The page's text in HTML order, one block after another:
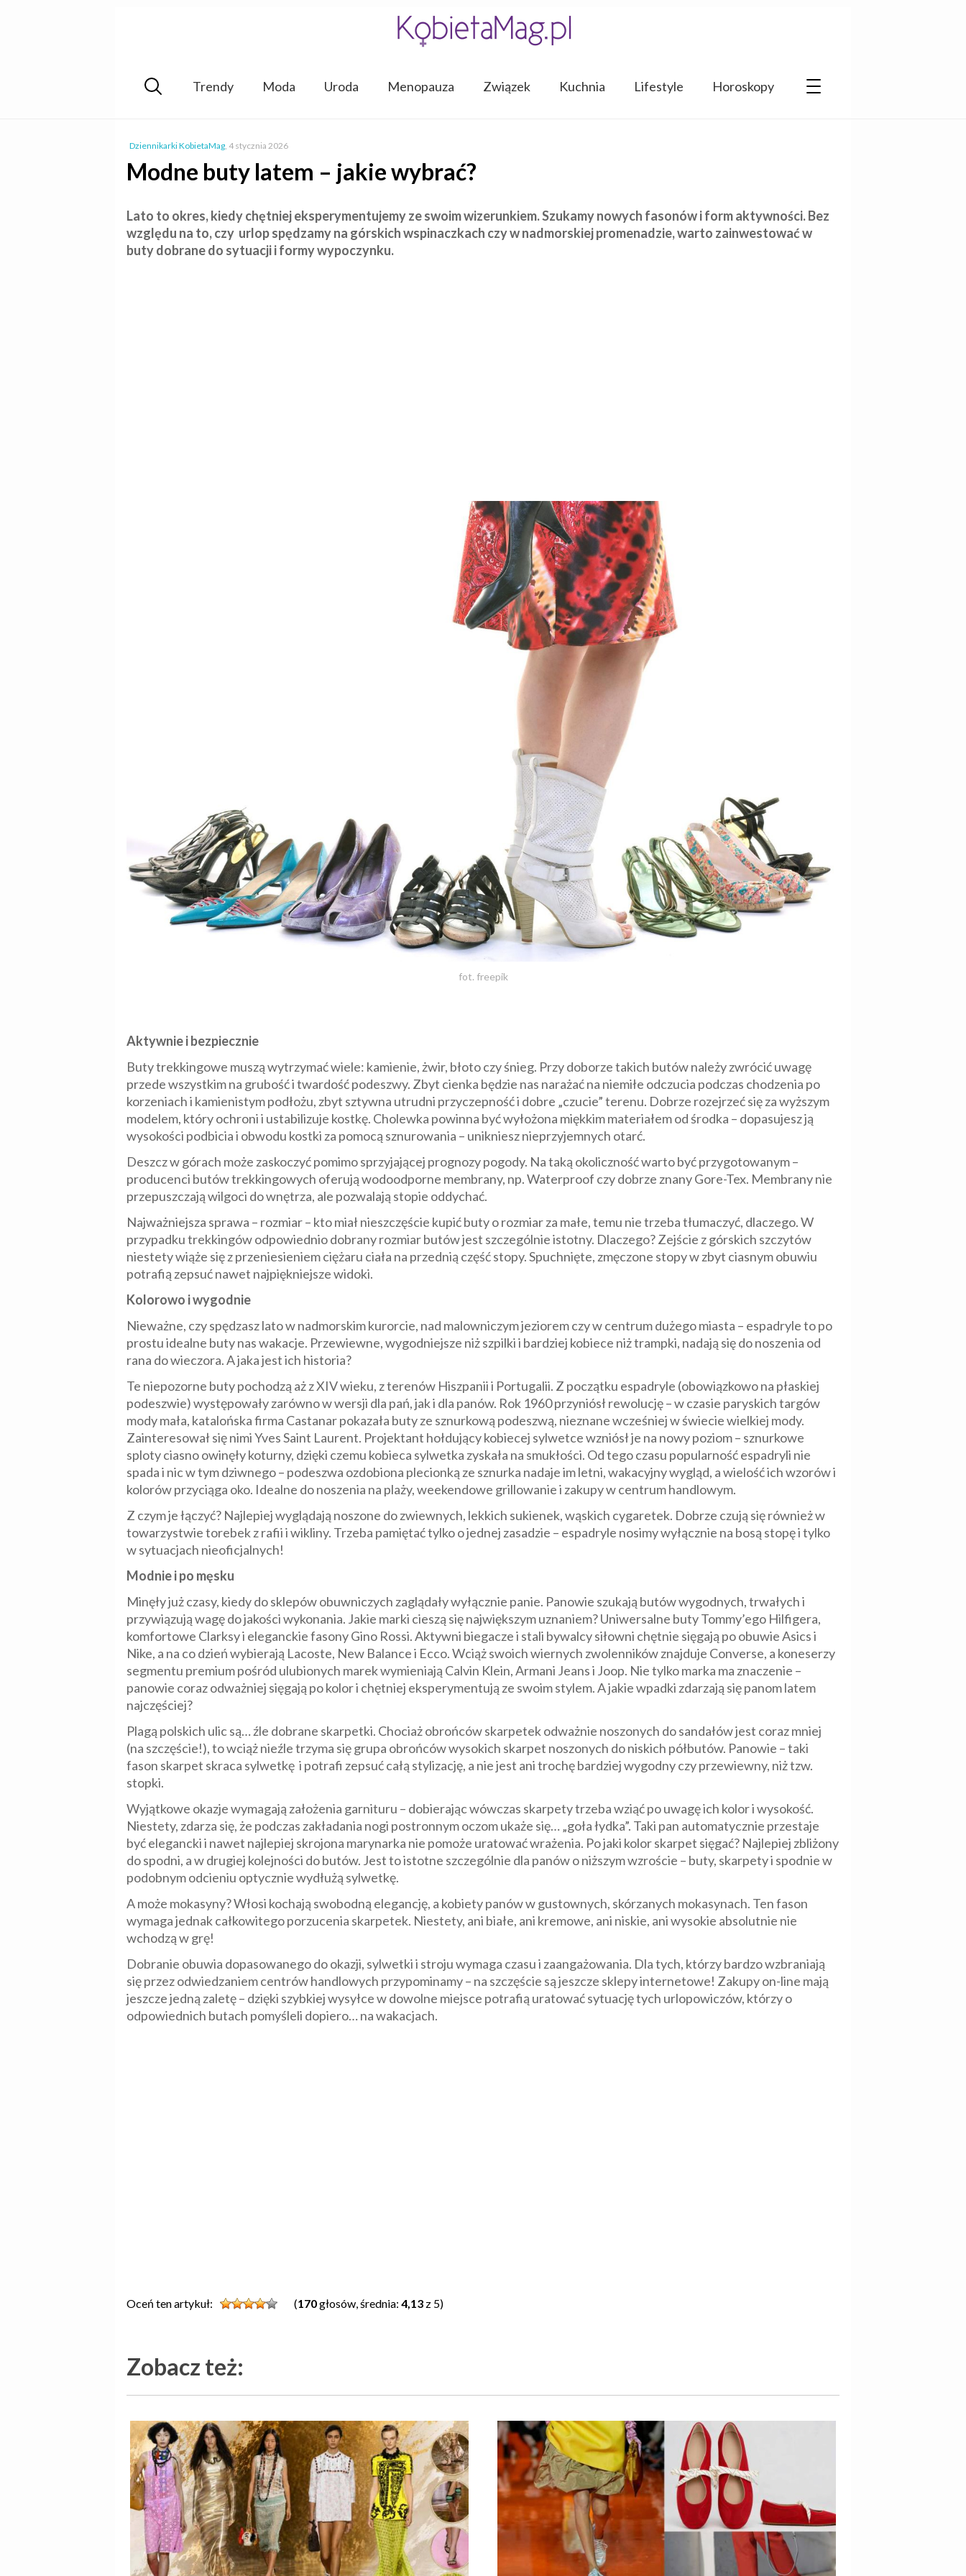
Trendy Moda Uroda Menopauza Związek Kuchnia Lifestyle Horoskopy
Dziennikarki KobietaMag, 4 stycznia 2026
Modne buty latem – jakie wybrać?
Lato to okres, kiedy chętniej eksperymentujemy ze swoim wizerunkiem. Szukamy nowych fasonów i form aktywności. Bez
względu na to, czy urlop spędzamy na górskich wspinaczkach czy w nadmorskiej promenadzie, warto zainwestować w
buty dobrane do sytuacji i formy wypoczynku.
fot. freepik
Aktywnie i bezpiecznie
Buty trekkingowe muszą wytrzymać wiele: kamienie, żwir, błoto czy śnieg. Przy doborze takich butów należy zwrócić uwagę
przede wszystkim na grubość i twardość podeszwy. Zbyt cienka będzie nas narażać na niemiłe odczucia podczas chodzenia po
korzeniach i kamienistym podłożu, zbyt sztywna utrudni przyczepność i dobre „czucie” terenu. Dobrze rozejrzeć się za wyższym
modelem, który ochroni i ustabilizuje kostkę. Cholewka powinna być wyłożona miękkim materiałem od środka – dopasujesz ją
wysokości podbicia i obwodu kostki za pomocą sznurowania – unikniesz nieprzyjemnych otarć.
Deszcz w górach może zaskoczyć pomimo sprzyjającej prognozy pogody. Na taką okoliczność warto być przygotowanym –
producenci butów trekkingowych oferują wodoodporne membrany, np. Waterproof czy dobrze znany Gore-Tex. Membrany nie
przepuszczają wilgoci do wnętrza, ale pozwalają stopie oddychać.
Najważniejsza sprawa – rozmiar – kto miał nieszczęście kupić buty o rozmiar za małe, temu nie trzeba tłumaczyć, dlaczego. W
przypadku trekkingów odpowiednio dobrany rozmiar butów jest szczególnie istotny. Dlaczego? Zejście z górskich szczytów
niestety wiąże się z przeniesieniem ciężaru ciała na przednią część stopy. Spuchnięte, zmęczone stopy w zbyt ciasnym obuwiu
potrafią zepsuć nawet najpiękniejsze widoki.
Kolorowo i wygodnie
Nieważne, czy spędzasz lato w nadmorskim kurorcie, nad malowniczym jeziorem czy w centrum dużego miasta – espadryle to po
prostu idealne buty nas wakacje. Przewiewne, wygodniejsze niż szpilki i bardziej kobiece niż trampki, nadają się do noszenia od
rana do wieczora. A jaka jest ich historia?
Te niepozorne buty pochodzą aż z XIV wieku, z terenów Hiszpanii i Portugalii. Z początku espadryle (obowiązkowo na płaskiej
podeszwie) występowały zarówno w wersji dla pań, jak i dla panów. Rok 1960 przyniósł rewolucję – w czasie paryskich targów
mody mała, katalońska firma Castanar pokazała buty ze sznurkową podeszwą, nieznane wcześniej w świecie wielkiej mody.
Zainteresował się nimi Yves Saint Laurent. Projektant hołdujący kobiecej sylwetce wzniósł je na nowy poziom – sznurkowe
sploty ciasno owinęły koturny, dzięki czemu kobieca sylwetka zyskała na smukłości. Od tego czasu popularność espadryli nie
spada i nic w tym dziwnego – podeszwa ozdobiona plecionką ze sznurka nadaje im letni, wakacyjny wygląd, a wielość ich wzorów i
kolorów przyciąga oko. Idealne do noszenia na plaży, weekendowe grillowanie i zakupy w centrum handlowym.
Z czym je łączyć? Najlepiej wyglądają noszone do zwiewnych, lekkich sukienek, wąskich cygaretek. Dobrze czują się również w
towarzystwie torebek z rafii i wikliny. Trzeba pamiętać tylko o jednej zasadzie – espadryle nosimy wyłącznie na bosą stopę i tylko
w sytuacjach nieoficjalnych!
Modnie i po męsku
Minęły już czasy, kiedy do sklepów obuwniczych zaglądały wyłącznie panie. Panowie szukają butów wygodnych, trwałych i
przywiązują wagę do jakości wykonania. Jakie marki cieszą się największym uznaniem? Uniwersalne buty Tommy’ego Hilfigera,
komfortowe Clarksy i eleganckie fasony Gino Rossi. Aktywni biegacze i stali bywalcy siłowni chętnie sięgają po obuwie Asics i
Nike, a na co dzień wybierają Lacoste, New Balance i Ecco. Wciąż swoich wiernych zwolenników znajduje Converse, a koneserzy
segmentu premium pośród ulubionych marek wymieniają Calvin Klein, Armani Jeans i Joop. Nie tylko marka ma znaczenie –
panowie coraz odważniej sięgają po kolor i chętniej eksperymentują ze swoim stylem. A jakie wpadki zdarzają się panom latem
najczęściej?
Plagą polskich ulic są… źle dobrane skarpetki. Chociaż obrońców skarpetek odważnie noszonych do sandałów jest coraz mniej
(na szczęście!), to wciąż nieźle trzyma się grupa obrońców wysokich skarpet noszonych do niskich półbutów. Panowie – taki
fason skarpet skraca sylwetkę i potrafi zepsuć całą stylizację, a nie jest ani trochę bardziej wygodny czy przewiewny, niż tzw.
stopki.
Wyjątkowe okazje wymagają założenia garnituru – dobierając wówczas skarpety trzeba wziąć po uwagę ich kolor i wysokość.
Niestety, zdarza się, że podczas zakładania nogi postronnym oczom ukaże się… „goła łydka”. Taki pan automatycznie przestaje
być elegancki i nawet najlepiej skrojona marynarka nie pomoże uratować wrażenia. Po jaki kolor skarpet sięgać? Najlepiej zbliżony
do spodni, a w drugiej kolejności do butów. Jest to istotne szczególnie dla panów o niższym wzroście – buty, skarpety i spodnie w
podobnym odcieniu optycznie wydłużą sylwetkę.
A może mokasyny? Włosi kochają swobodną elegancję, a kobiety panów w gustownych, skórzanych mokasynach. Ten fason
wymaga jednak całkowitego porzucenia skarpetek. Niestety, ani białe, ani kremowe, ani niskie, ani wysokie absolutnie nie
wchodzą w grę!
Dobranie obuwia dopasowanego do okazji, sylwetki i stroju wymaga czasu i zaangażowania. Dla tych, którzy bardzo wzbraniają
się przez odwiedzaniem centrów handlowych przypominamy – na szczęście są jeszcze sklepy internetowe! Zakupy on-line mają
jeszcze jedną zaletę – dzięki szybkiej wysyłce w dowolne miejsce potrafią uratować sytuację tych urlopowiczów, którzy o
odpowiednich butach pomyśleli dopiero… na wakacjach.
Oceń ten artykuł: (170głosów, średnia: 4,13 z 5)
Zobacz też: